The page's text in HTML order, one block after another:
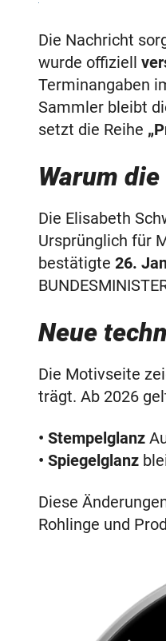
Die Nachricht
wurde offiziell
Terminangaben
Sammler bleibt
setzt die Reihe
Warum
Die Elisabeth
Ursprünglich für
bestätigte 26.
Neue
Die Motivseite
trägt. Ab 2026
• Stempelglanz
• Spiegelglanz
Diese
Rohlinge und